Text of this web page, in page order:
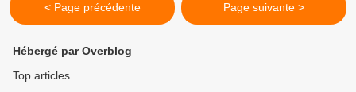
< Page précédente Page suivante >
Hébergé par Overblog
Top articles